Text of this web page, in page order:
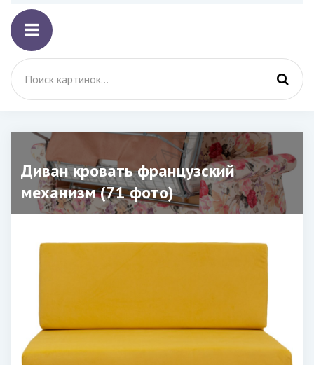
Диван кровать французский
механизм (71 фото)